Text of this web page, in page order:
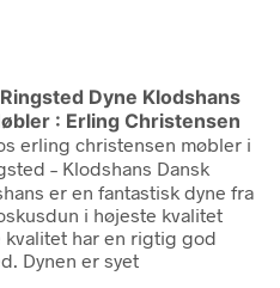
Dyne Klodshans
: Erling Christensen
erling christensen møbler i
– Klodshans Dansk
er en fantastisk dyne fra
i højeste kvalitet
kvalitet har en rigtig god
Dynen er syet